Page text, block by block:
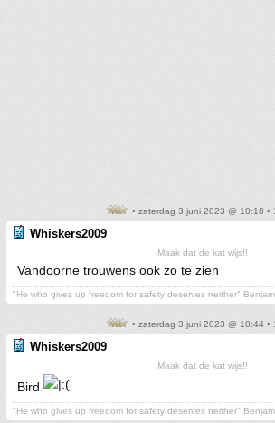
• zaterdag 3 juni 2023 @ 10:18 •
Whiskers2009
Maak dat de kat wijs!!
Vandoorne trouwens ook zo te zien
"He who gives up freedom for safety deserves neither"
• zaterdag 3 juni 2023 @ 10:44 •
Whiskers2009
Maak dat de kat wijs!!
Bird
"He who gives up freedom for safety deserves neither"